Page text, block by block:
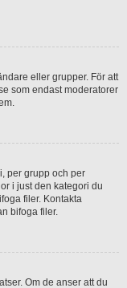
eller grupper. För att
som endast moderatorer
per grupp och per
i just den kategori du
filer. Kontakta
bifoga filer.
Om de anser att du